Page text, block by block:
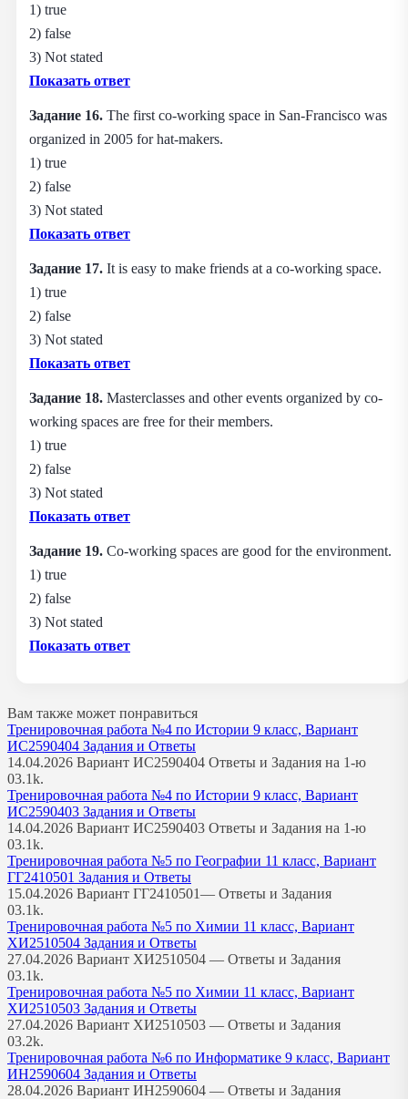
1) true
2) false
3) Not stated
Показать ответ
Задание 16. The first co-working space in San-Francisco was
organized in 2005 for hat-makers.
1) true
2) false
3) Not stated
Показать ответ
Задание 17. It is easy to make friends at a co-working space.
1) true
2) false
3) Not stated
Показать ответ
Задание 18. Masterclasses and other events organized by co-
working spaces are free for their members.
1) true
2) false
3) Not stated
Показать ответ
Задание 19. Co-working spaces are good for the environment.
1) true
2) false
3) Not stated
Показать ответ
Вам также может понравиться
Тренировочная работа №4 по Истории 9 класс, Вариант
ИС2590404 Задания и Ответы
14.04.2026 Вариант ИС2590404 Ответы и Задания на 1-ю
03.1k.
Тренировочная работа №4 по Истории 9 класс, Вариант
ИС2590403 Задания и Ответы
14.04.2026 Вариант ИС2590403 Ответы и Задания на 1-ю
03.1k.
Тренировочная работа №5 по Географии 11 класс, Вариант
ГГ2410501 Задания и Ответы
15.04.2026 Вариант ГГ2410501— Ответы и Задания
03.1k.
Тренировочная работа №5 по Химии 11 класс, Вариант
ХИ2510504 Задания и Ответы
27.04.2026 Вариант ХИ2510504 — Ответы и Задания
03.1k.
Тренировочная работа №5 по Химии 11 класс, Вариант
ХИ2510503 Задания и Ответы
27.04.2026 Вариант ХИ2510503 — Ответы и Задания
03.2k.
Тренировочная работа №6 по Информатике 9 класс, Вариант
ИН2590604 Задания и Ответы
28.04.2026 Вариант ИН2590604 — Ответы и Задания